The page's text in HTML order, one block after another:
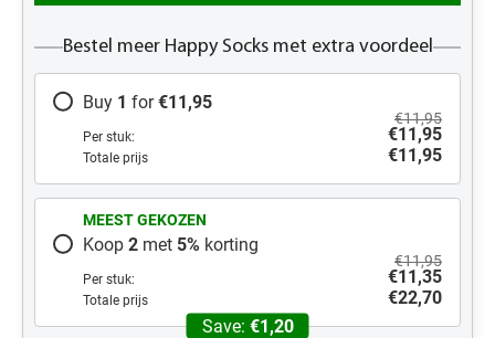
Bestel meer Happy Socks met extra voordeel
Buy 1 for €11,95
Per stuk:
€11,95
€11,95
Totale prijs €11,95
MEEST GEKOZEN
Koop 2 met 5% korting
Per stuk:
€11,95
€11,35
Totale prijs
€22,70
Save: €1,20